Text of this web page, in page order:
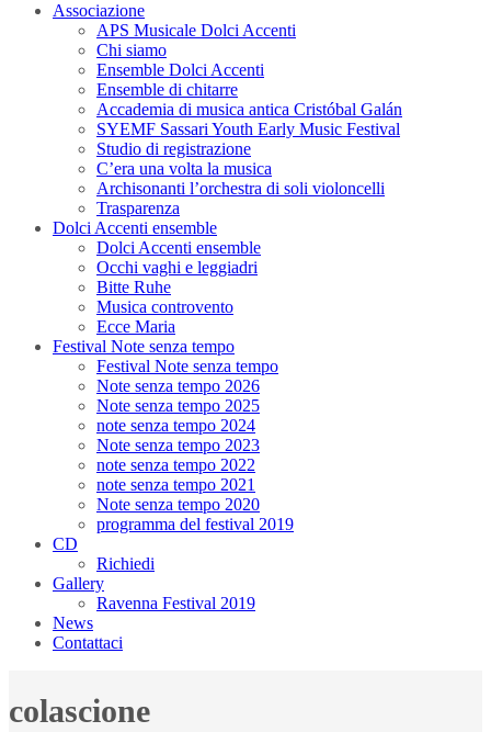
Associazione
APS Musicale Dolci Accenti
Chi siamo
Ensemble Dolci Accenti
Ensemble di chitarre
Accademia di musica antica Cristóbal Galán
SYEMF Sassari Youth Early Music Festival
Studio di registrazione
C’era una volta la musica
Archisonanti l’orchestra di soli violoncelli
Trasparenza
Dolci Accenti ensemble
Dolci Accenti ensemble
Occhi vaghi e leggiadri
Bitte Ruhe
Musica controvento
Ecce Maria
Festival Note senza tempo
Festival Note senza tempo
Note senza tempo 2026
Note senza tempo 2025
note senza tempo 2024
Note senza tempo 2023
note senza tempo 2022
note senza tempo 2021
Note senza tempo 2020
programma del festival 2019
CD
Richiedi
Gallery
Ravenna Festival 2019
News
Contattaci
colascione